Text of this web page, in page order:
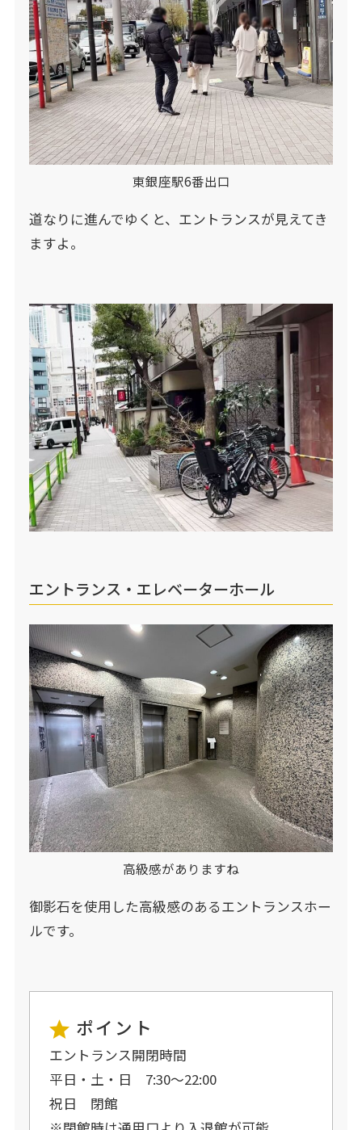
東銀座駅6番出口
道なりに進んでゆくと、エントランスが見えてき
ますよ。
エントランス・エレベーターホール
高級感がありますね
御影石を使用した高級感のあるエントランスホー
ルです。
ポイント
エントランス開閉時間
平日・土・日 7:30～22:00
祝日 閉館